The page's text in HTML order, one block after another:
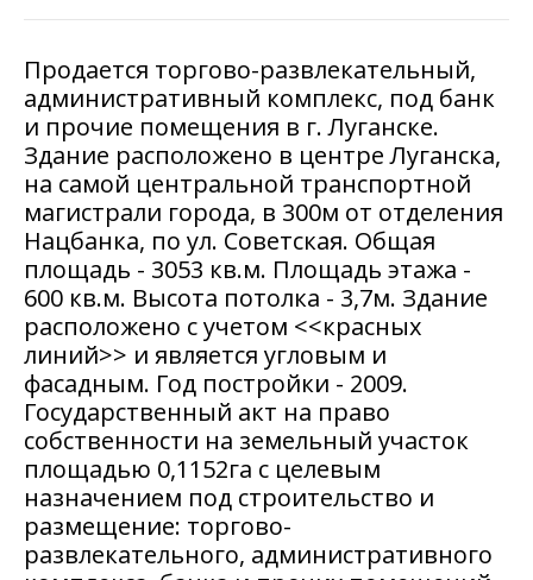
Продается торгово-развлекательный,
административный комплекс, под банк
и прочие помещения в г. Луганске.
Здание расположено в центре Луганска,
на самой центральной транспортной
магистрали города, в 300м от отделения
Нацбанка, по ул. Советская. Общая
площадь - 3053 кв.м. Площадь этажа -
600 кв.м. Высота потолка - 3,7м. Здание
расположено с учетом <<красных
линий>> и является угловым и
фасадным. Год постройки - 2009.
Государственный акт на право
собственности на земельный участок
площадью 0,1152га с целевым
назначением под строительство и
размещение: торгово-
развлекательного, административного